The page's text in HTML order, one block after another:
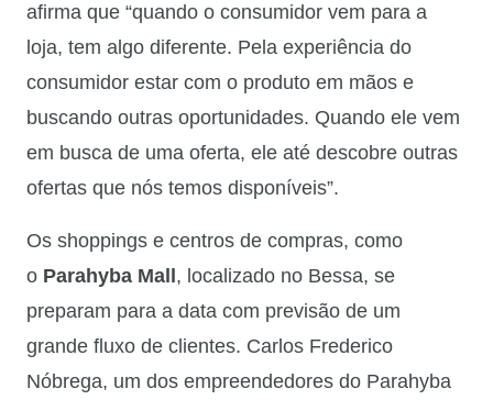
afirma que “quando o consumidor vem para a
loja, tem algo diferente. Pela experiência do
consumidor estar com o produto em mãos e
buscando outras oportunidades. Quando ele vem
em busca de uma oferta, ele até descobre outras
ofertas que nós temos disponíveis”.
Os shoppings e centros de compras, como
o Parahyba Mall , localizado no Bessa, se
preparam para a data com previsão de um
grande fluxo de clientes. Carlos Frederico
Nóbrega, um dos empreendedores do Parahyba